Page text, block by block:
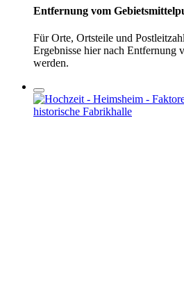
Entfernung vom
Für Orte, Ortsteile und
Ergebnisse hier nach Entfernung
werden.